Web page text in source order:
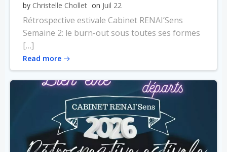
by Christelle Chollet on Juil 22
Rétrospective estivale Cabinet RENAI’Sens
Semaine 2: le burn-out sous toutes ses formes
[…]
Read more